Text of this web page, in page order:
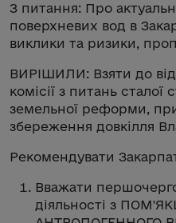
З питання: Про
поверхневих вод в
виклики та ризики,
ВИРІШИЛИ: Взяти до
комісії з питань сталої
земельної реформи,
збереження довкілля
Рекомендувати
Вважати
діяльності з